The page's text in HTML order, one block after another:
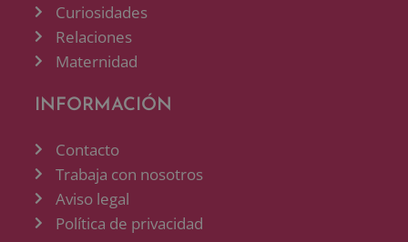
Curiosidades
Relaciones
Maternidad
INFORMACIÓN
Contacto
Trabaja con nosotros
Aviso legal
Política de privacidad